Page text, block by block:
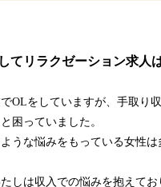
てリラクゼーション求人
OLをしていますが、手取り
困っていました。
うな悩みをもっている女性
しは収入での悩みを抱えて